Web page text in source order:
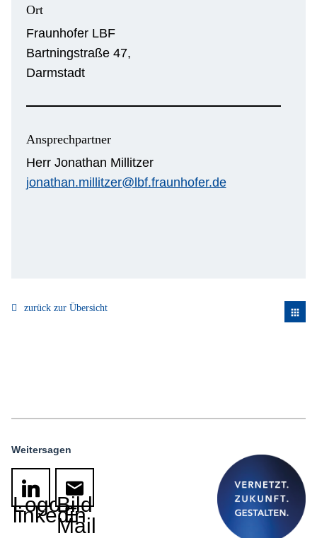
Ort
Fraunhofer LBF
Bartningstraße 47,
Darmstadt
Ansprechpartner
Herr Jonathan Millitzer
jonathan.millitzer@lbf.fraunhofer.de
zurück zur Übersicht apps
Weitersagen
Logo
linkedin
Bild
E-
Mail